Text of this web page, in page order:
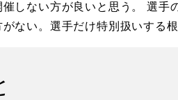
しない方が良いと思う。 選手
ない。選手だけ特別扱いする根